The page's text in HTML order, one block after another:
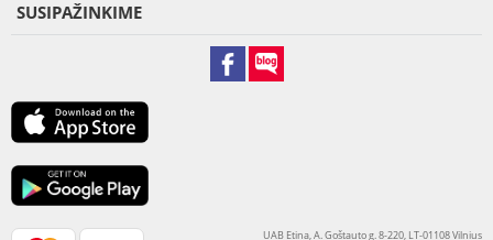
SUSIPAŽINKIME
UAB Etina, A. Goštauto g. 8-220, LT-01108 Vilnius